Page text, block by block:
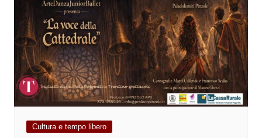
Cultura e tempo libero